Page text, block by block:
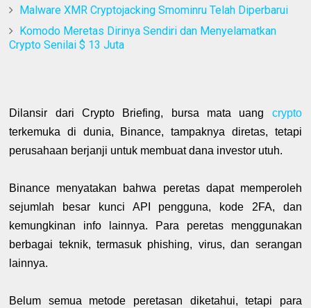
Malware XMR Cryptojacking Smominru Telah Diperbarui
Komodo Meretas Dirinya Sendiri dan Menyelamatkan
Crypto Senilai $ 13 Juta
Dilansir dari Crypto Briefing, bursa mata uang crypto
terkemuka di dunia, Binance, tampaknya diretas, tetapi
perusahaan berjanji untuk membuat dana investor utuh.
Binance menyatakan bahwa peretas dapat memperoleh
sejumlah besar kunci API pengguna, kode 2FA, dan
kemungkinan info lainnya. Para peretas menggunakan
berbagai teknik, termasuk phishing, virus, dan serangan
lainnya.
Belum semua metode peretasan diketahui, tetapi para